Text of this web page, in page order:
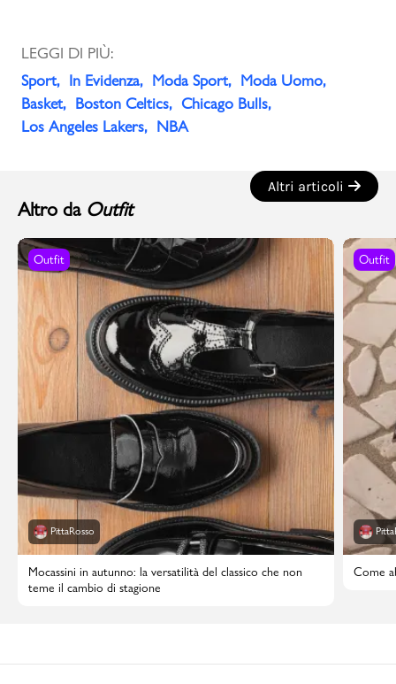
LEGGI DI PIÙ:
Sport
In Evidenza Moda Sport
Moda Uomo
Basket
Boston Celtics
Chicago Bulls
Los Angeles Lakers
NBA
Altro da Outfit
Altri articoli
Outfit
PittaRosso
Mocassini in autunno: la versatilità del classico che non
teme il cambio di stagione
Outfit
Come